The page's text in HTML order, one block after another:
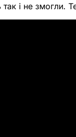
так і не змогли.